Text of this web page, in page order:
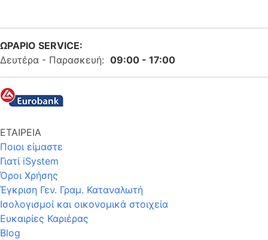
ΩΡΑΡΙΟ SERVICE:
Δευτέρα - Παρασκευή: 09:00 - 17:00
ΕΤΑΙΡΕΙΑ
Ποιοι είμαστε
Γιατί iSystem
Όροι Χρήσης
Έγκριση Γεν. Γραμ. Καταναλωτή
Ισολογισμοί και οικονομικά στοιχεία
Ευκαιρίες Καριέρας
Blog